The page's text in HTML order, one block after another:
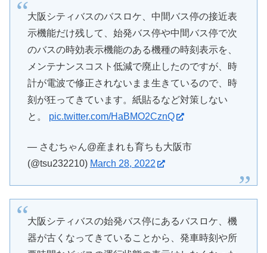
大阪シティバスのバスロケ、中間バス停の接近表
示機能だけ残して、始発バス停や中間バス停で次
のバスの時効表示機能のある機種の時刻表示を、
メンテナンスコスト低減で廃止したのですが、時
計が電波で修正されないまま生きているので、時
刻が狂ってきています。紙貼るなど対策しない
と。 pic.twitter.com/HaBMO2CznQ
— さむちゃん@産まれも育ちも大阪市
(@tsu232210) March 28, 2022
大阪シティバスの始発バス停にあるバスロケ、機
器が古くなってきていることから、発車時刻や所